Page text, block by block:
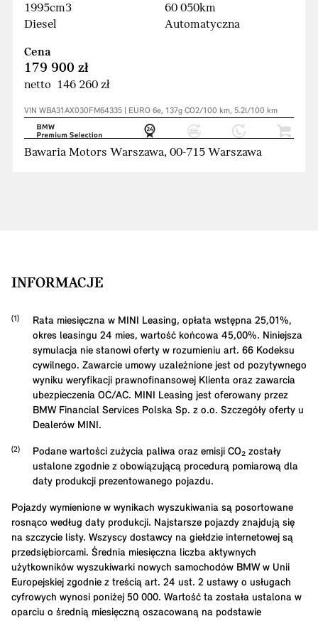
1995cm3
Diesel
60 050km
Automatyczna
Cena
179 900 zł
netto 146 260 zł
VIN WBA31AX030FM64335 | EURO 6e, 137g CO2/100 km, 5.2l/100 km
Bawaria Motors Warszawa, 00-715 Warszawa
INFORMACJE
Rata miesięczna w MINI Leasing, opłata wstępna 25,01 %,
okres leasingu 24 mies, wartość końcowa 45,00%. Niniejsza
symulacja nie stanowi oferty w rozumieniu art. 66 Kodeksu
cywilnego. Zawarcie umowy uzależnione jest od pozytywnego
wyniku weryfikacji prawnofinansowej Klienta oraz zawarcia
ubezpieczenia OC/AC. MINI Leasing jest oferowany przez
BMW Financial Services Polska Sp. z o.o. Szczegóły oferty u
Dealerów MINI.
Podane wartości zużycia paliwa oraz emisji CO₂ zostały
ustalone zgodnie z obowiązującą procedurą pomiarową dla
daty produkcji prezentowanego pojazdu.
Pojazdy wymienione w wynikach wyszukiwania są posortowane
rosnąco według daty produkcji. Najstarsze pojazdy znajdują się
na szczycie listy. Wszyscy dostawcy na giełdzie internetowej są
przedsiębiorcami. Średnia miesięczna liczba aktywnych
użytkowników wyszukiwarki nowych samochodów BMW w Unii
Europejskiej zgodnie z treścią art. 24 ust. 2 ustawy o usługach
cyfrowych wynosi poniżej 50 000. Wartość ta została ustalona w
oparciu o średnią miesięczną oszacowaną na podstawie